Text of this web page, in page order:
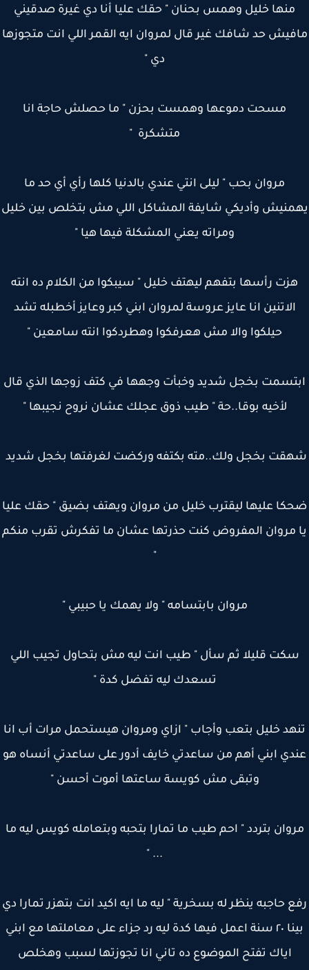
منها خليل وهمس بحنان " حقك عليا أنا دي غيرة صدقيني
حد شافك غير قال لمروان ايه القمر اللي انت متجوزها
دي "
مسحت دموعها وهمست بحزن " ما حصلش حاجة انا
متشكرة "
مروان بحب " ليلى انتي عندي بالدنيا كلها رأي أي حد ما
وأديكي شايفة المشاكل اللي مش بتخلص بين خليل
ومراته يعني المشكلة فيها هيا "
رأسها بتفهم ليهتف خليل " سيبكوا من الكلام ده انته
الاتنين انا عايز عروسة لمروان ابني كبر وعايز أخطبله تشد
حيلكوا والا مش هعرفكوا وهطردكوا انته سامعين "
بخجل شديد وخبأت وجهها في كتف زوجها الذي قال
لأخيه بوقا..حة " طيب ذوق عجلك عشان نروح نجيبها "
بخجل ولك..مته بكتفه وركضت لغرفتها بخجل شديد
عليها ليقترب خليل من مروان ويهتف بضيق " حقك عليا
مروان المفروض كنت حذرتها عشان ما تفكرش تقرب منكم
مروان بابتسامه " ولا يهمك يا حبيبي "
قليلا ثم سأل " طيب انت ليه مش بتحاول تجيب اللي
تسعدك ليه تفضل كدة "
خليل بتعب وأجاب " ازاي ومروان هيستحمل مرات أب انا
ابني أهم من ساعدتي خايف أدور على ساعدتي أنساه هو
وتبقى مش كويسة ساعتها أموت أحسن "
بتردد " احم طيب ما تمارا بتحبه وبتعامله كويس ليه ما
... "
حاجبه ينظر له بسخرية " ليه ما ايه اكيد انت بتهزر تمارا دي
بينا ٢٠ سنة اعمل فيها كدة ليه رد جزاء على معاملتها مع ابني
اياك تفتح الموضوع ده تاني انا تجوزتها لسبب وهخلص